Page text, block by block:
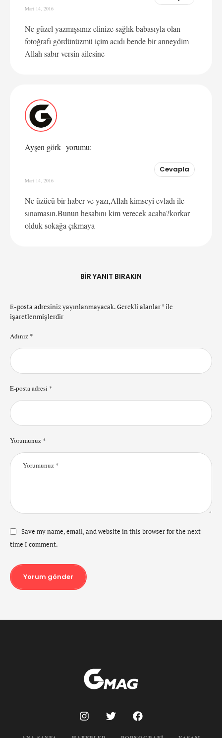
Mart 14, 2016
Ne güzel yazmışsınız elinize sağlık babasıyla olan
fotoğrafı gördünüzmü içim acıdı bende bir anneydim
Allah sabır versin ailesine
Ayşen görk yorumu:
Cevapla
Mart 14, 2016
Ne üzücü bir haber ve yazı,Allah kimseyi evladı ile
sınamasın.Bunun hesabını kim verecek acaba?korkar
olduk sokağa çıkmaya
BIR YANIT BIRAKIN
E-posta adresiniz yayınlanmayacak.Gerekli alanlar*ile
işaretlenmişlerdir
Yorumunuz *
Adınız *
E-posta adresi *
Save my name, email, and website in this browser for the next
time I comment.
Yorum gönder